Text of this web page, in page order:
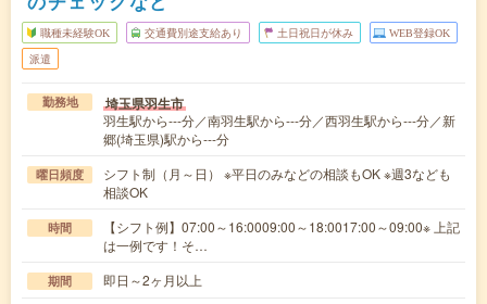
職種未経験OK 交通費別途支給あり 土日祝日が休み WEB登録OK
派遣
勤務地 埼玉県羽生市
羽生駅から---分／南羽生駅から---分／西羽生駅から---分／新
郷(埼玉県)駅から---分
曜日頻度
シフト制（月～日） ※平日のみなどの相談もOK ※週3なども
相談OK
時間
【シフト例】07:00～16:0009:00～18:0017:00～09:00※ 上記
は一例です！そ…
期間 即日～2ヶ月以上